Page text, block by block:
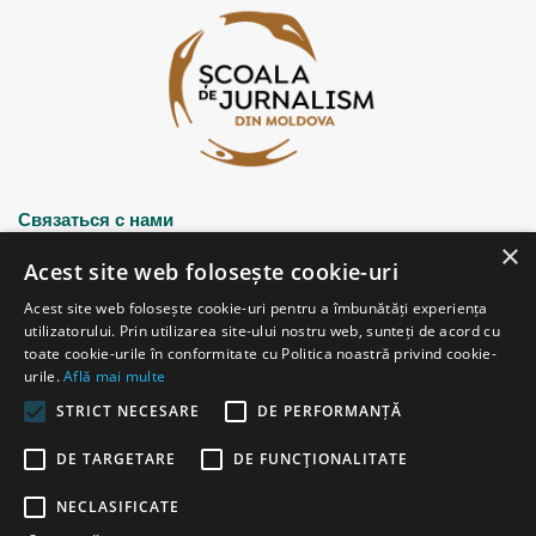
Связаться с нами
Strada Șciusev, 53
2012 Chișinău, Republica Moldova
tel: (+373 22) 213652, 227539
fax: (+373 22) 226681
Email: redactia@ijc.md
×
Acest site web folosește cookie-uri
Acest site web folosește cookie-uri pentru a îmbunătăți experiența
utilizatorului. Prin utilizarea site-ului nostru web, sunteți de acord cu
toate cookie-urile în conformitate cu Politica noastră privind cookie-
urile.Află mai multe
STRICT NECESARE
DE PERFORMANȚĂ
DE TARGETARE DE FUNCŢIONALITATE
NECLASIFICATE